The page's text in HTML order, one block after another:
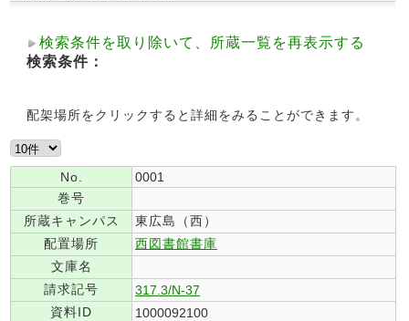
検索条件を取り除いて、所蔵一覧を再表示する
検索条件：
配架場所をクリックすると詳細をみることができます。
No.
0001
巻号
所蔵キャンパス
東広島（西）
配置場所
西図書館書庫
文庫名
請求記号
317.3/N-37
資料ID
1000092100